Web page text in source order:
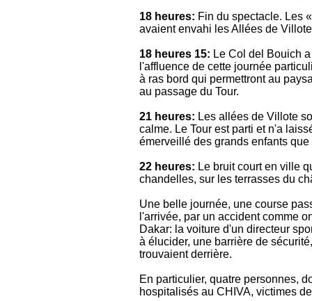
18 heures: Fin du spectacle. Les «
avaient envahi les Allées de
18 heures 15: Le Col del Bouich
l'affluence de cette journée
à ras bord qui permettront au
au passage du Tour.
21 heures: Les allées de Villote
calme. Le Tour est parti et n'a
émerveillé des grands enfants
22 heures: Le bruit court en ville
chandelles, sur les terrasses du
Une belle journée, une course
l'arrivée, par un accident comme
Dakar: la voiture d'un directeur
à élucider, une barrière de
trouvaient derrière.
En particulier, quatre personnes,
hospitalisés au CHIVA, victimes